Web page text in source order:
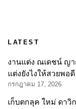
LATEST
งานแต่ง ณเดชน์ ญ
แต่งยังไงให้สวยพอ
กรกฎาคม 17, 2026
เก็บตกลุค ใหม่ ดาวิ